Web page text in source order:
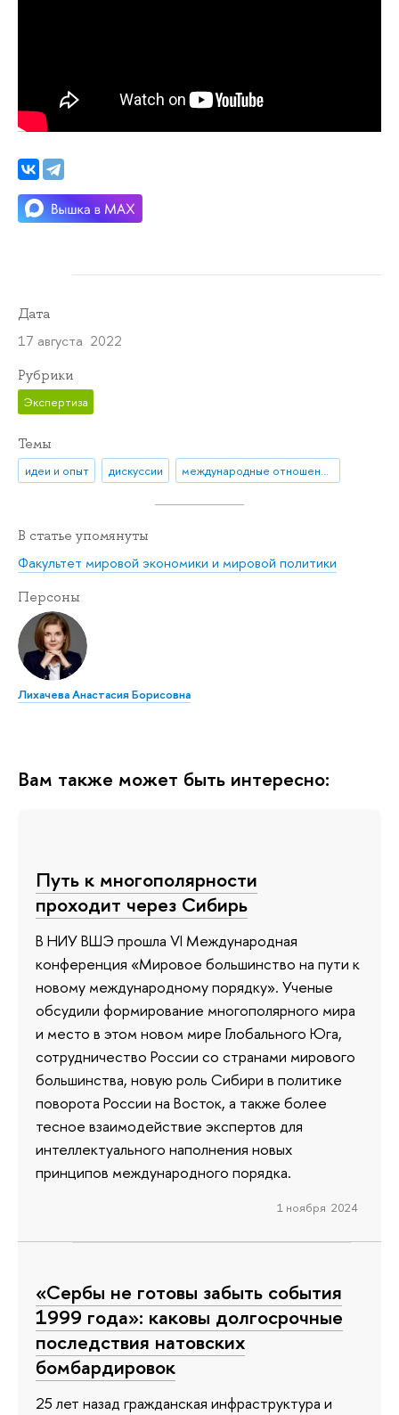
Дата
17 августа 2022
Рубрики
Экспертиза
Темы
идеи и опыт дискуссии международные отношения
В статье упомянуты
Факультет мировой экономики и мировой политики
Персоны
Лихачева Анастасия Борисовна
Вам также может быть интересно:
Путь к многополярности
проходит через Сибирь
В НИУ ВШЭ прошла VI Международная
конференция «Мировое большинство на пути к
новому международному порядку». Ученые
обсудили формирование многополярного мира
и место в этом новом мире Глобального Юга,
сотрудничество России со странами мирового
большинства, новую роль Сибири в политике
поворота России на Восток, а также более
тесное взаимодействие экспертов для
интеллектуального наполнения новых
принципов международного порядка.
1 ноября 2024
«Сербы не готовы забыть события
1999 года»: каковы долгосрочные
последствия натовских
бомбардировок
25 лет назад гражданская инфраструктура и